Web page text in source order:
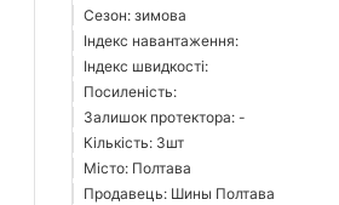
Сезон: зимова
Індекс навантаження:
Індекс швидкості:
Посиленість:
Залишок протектора: -
Кількість: 3шт
Місто: Полтава
Продавець: Шины Полтава